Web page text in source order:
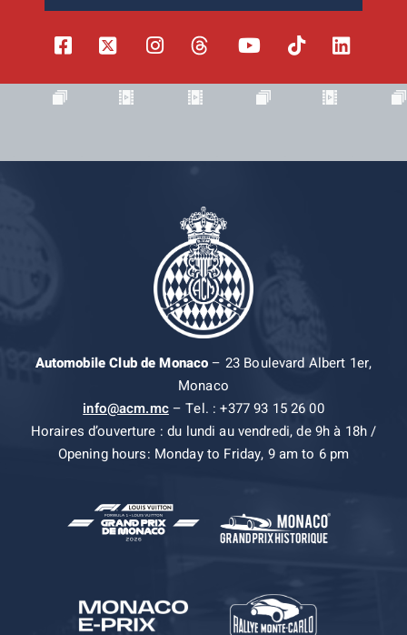
Automobile Club de Monaco– 23 Boulevard Albert 1er,
Monaco
info@acm.mc– Tel. : +377 93 15 26 00
Horaires d’ouverture : du lundi au vendredi, de 9h à 18h /
Opening hours: Monday to Friday, 9 am to 6 pm